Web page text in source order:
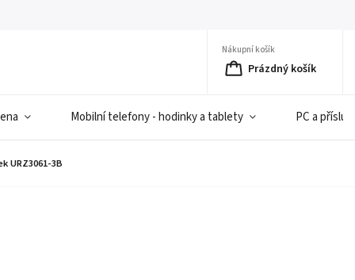
Nákupní košík
Prázdný košík
Mobilní telefony - hodinky a tablety PC a
URZ3061-3B